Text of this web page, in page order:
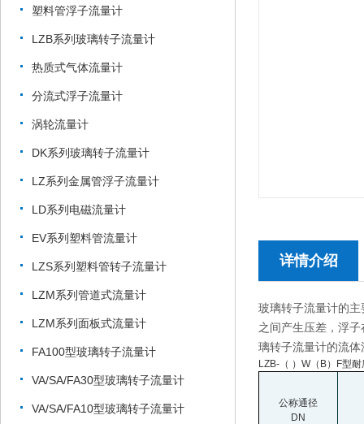
塑料管浮子流量计
LZB系列玻璃转子流量计
热质式气体流量计
分流式浮子流量计
涡轮流量计
DK系列玻璃转子流量计
LZ系列金属管浮子流量计
LD系列电磁流量计
EV系列塑料管流量计
LZS系列塑料管转子流量计
LZM系列管道式流量计
LZM系列面板式流量计
FA100型玻璃转子流量计
VA/SA/FA30型玻璃转子流量计
VA/SA/FA10型玻璃转子流量计
详情介绍
玻璃转子流量计的
之间产生压差，浮
璃转子流量计的流
LZB- （ ）W（B）F型
公称通径
DN